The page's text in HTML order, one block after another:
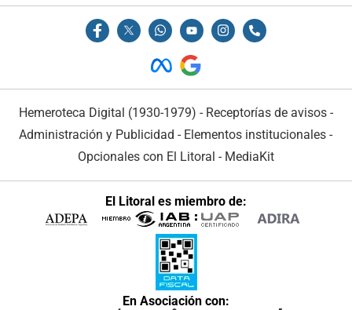
Hemeroteca Digital (1930-1979) - Receptorías de avisos -
Administración y Publicidad - Elementos institucionales -
Opcionales con El Litoral - MediaKit
El Litoral es miembro de:
En Asociación con: